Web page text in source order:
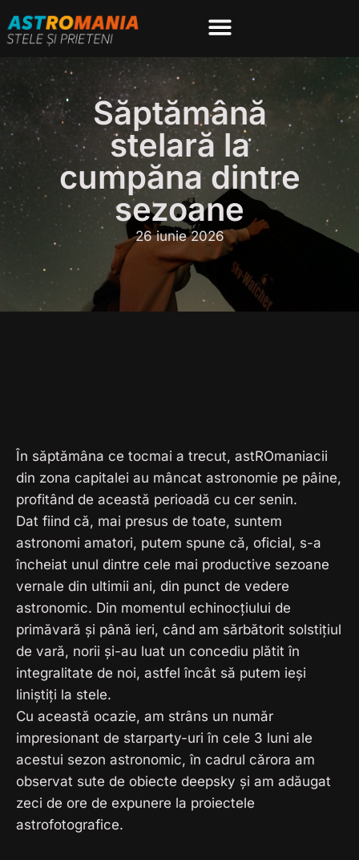
Săptămână
stelară la
cumpăna dintre
sezoane
26 iunie 2026
În săptămâna ce tocmai a trecut, astROmaniacii
din zona capitalei au mâncat astronomie pe pâine,
profitând de această perioadă cu cer senin.
Dat fiind că, mai presus de toate, suntem
astronomi amatori, putem spune că, oficial, s-a
încheiat unul dintre cele mai productive sezoane
vernale din ultimii ani, din punct de vedere
astronomic. Din momentul echinocțiului de
primăvară și până ieri, când am sărbătorit solstițiul
de vară, norii și-au luat un concediu plătit în
integralitate de noi, astfel încât să putem ieși
liniștiți la stele.
Cu această ocazie, am strâns un număr
impresionant de starparty-uri în cele 3 luni ale
acestui sezon astronomic, în cadrul cărora am
observat sute de obiecte deepsky și am adăugat
zeci de ore de expunere la proiectele
astrofotografice.